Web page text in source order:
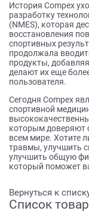
История Compex
разработку
(NMES), которая
восстановления
спортивных
продолжала
продукты,
делают их еще
пользователя.
Сегодня Compex
спортивной
которым доверяют
всем мире. Хотите
травмы, улучшить
улучшить общую
который поможет
Вернуться к
Список